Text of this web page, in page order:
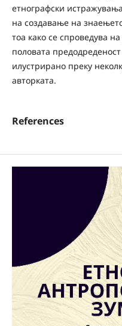
етнографски
на создавање на
тоа како се спроведува
половата
илустрирано преку
авторката.
References